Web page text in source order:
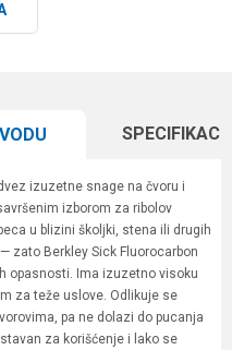
izuzetne snage na čvoru i
izborom za ribolov
u blizini školjki, stena ili drugih
zato Berkley Sick Fluorocarbon
opasnosti. Ima izuzetno visoku
za teže uslove. Odlikuje se
pa ne dolazi do pucanja
za korišćenje i lako se